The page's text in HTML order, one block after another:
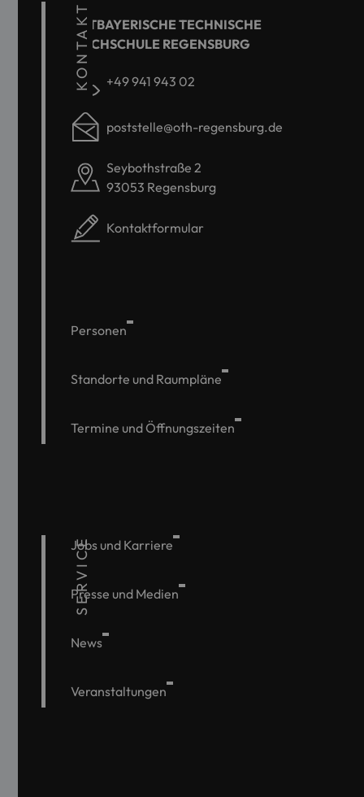
KONTAKT
OSTBAYERISCHE TECHNISCHE
HOCHSCHULE REGENSBURG
+49 941 943 02
poststelle@oth-regensburg.de
Seybothstraße 2
93053 Regensburg
Kontaktformular
Personen
Standorte und Raumpläne
Termine und Öffnungszeiten
SERVICE
Jobs und Karriere
Presse und Medien
News
Veranstaltungen